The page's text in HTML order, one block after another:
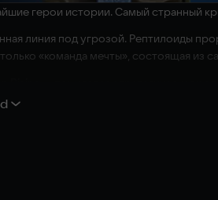
герои истории. Самый странный
линия под угрозой. Рептилоиды
«команда мечты», состоящая из
простирающихся от